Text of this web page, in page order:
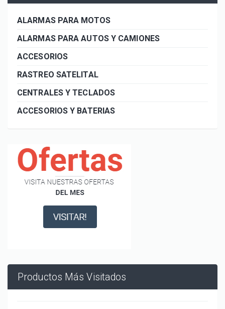
ALARMAS PARA MOTOS
ALARMAS PARA AUTOS Y CAMIONES
ACCESORIOS
RASTREO SATELITAL
CENTRALES Y TECLADOS
ACCESORIOS Y BATERIAS
Productos Más Visitados